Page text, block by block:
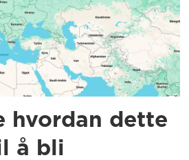
hvordan dette
å bli